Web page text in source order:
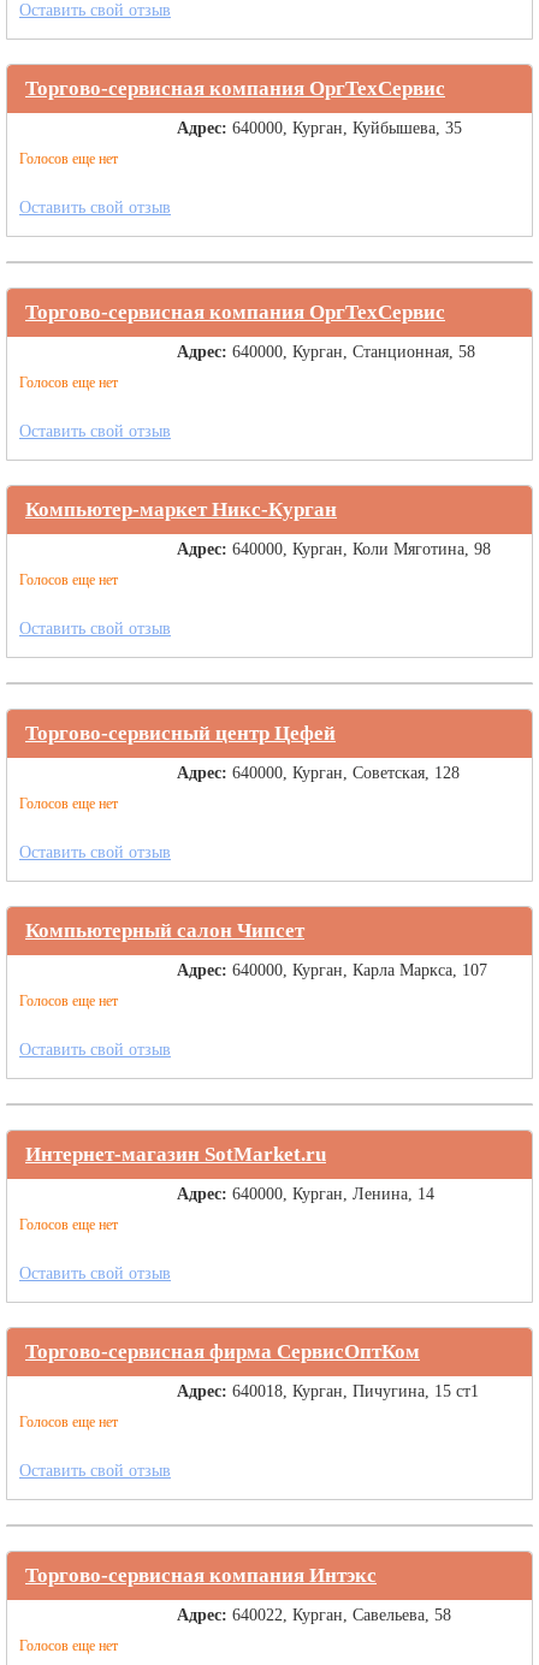
Оставить свой отзыв
Торгово-сервисная компания ОргТехСервис
Голосов еще нет
Адрес: 640000, Курган, Куйбышева, 35
Оставить свой отзыв
Торгово-сервисная компания ОргТехСервис
Голосов еще нет
Адрес: 640000, Курган, Станционная, 58
Оставить свой отзыв
Компьютер-маркет Никс-Курган
Голосов еще нет
Адрес: 640000, Курган, Коли Мяготина, 98
Оставить свой отзыв
Торгово-сервисный центр Цефей
Голосов еще нет
Адрес: 640000, Курган, Советская, 128
Оставить свой отзыв
Компьютерный салон Чипсет
Голосов еще нет
Адрес: 640000, Курган, Карла Маркса, 107
Оставить свой отзыв
Интернет-магазин SotMarket.ru
Голосов еще нет
Адрес: 640000, Курган, Ленина, 14
Оставить свой отзыв
Торгово-сервисная фирма СервисОптКом
Голосов еще нет
Адрес: 640018, Курган, Пичугина, 15 ст1
Оставить свой отзыв
Торгово-сервисная компания Интэкс
Голосов еще нет
Адрес: 640022, Курган, Савельева, 58